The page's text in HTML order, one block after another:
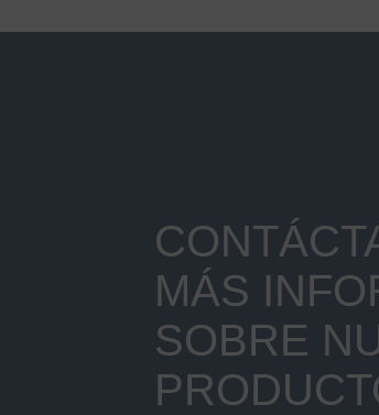
MÁS
SOBRE